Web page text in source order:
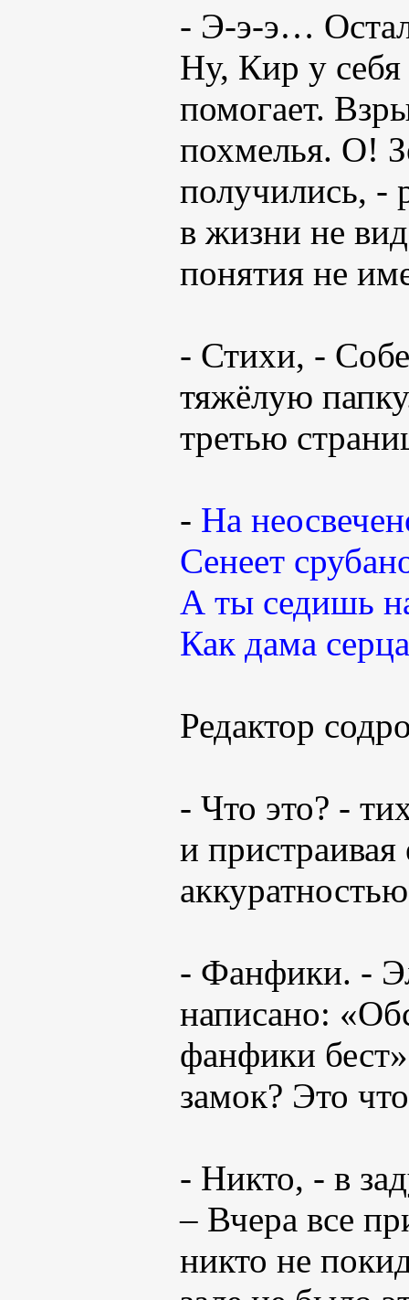
- Э-э-э…
Ну, Кир у себя
помогает.
похмелья. О!
получились, -
в жизни не
понятия не
- Стихи, -
тяжёлую
третью
- На
Сенеет
А ты седишь
Как дама
Редактор
- Что это? -
и пристраивая
- Фанфики. -
написано:
фанфики
замок? Это
- Никто, - в
– Вчера все
никто не